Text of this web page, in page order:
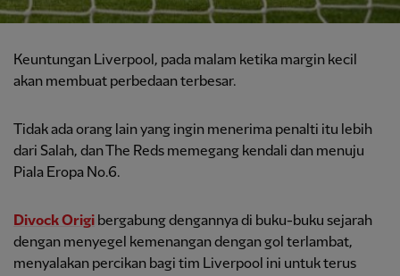
Keuntungan Liverpool, pada malam ketika margin kecil
akan membuat perbedaan terbesar.
Tidak ada orang lain yang ingin menerima penalti itu lebih
dari Salah, dan The Reds memegang kendali dan menuju
Piala Eropa No.6.
Divock Origi bergabung dengannya di buku-buku sejarah
dengan menyegel kemenangan dengan gol terlambat,
menyalakan percikan bagi tim Liverpool ini untuk terus